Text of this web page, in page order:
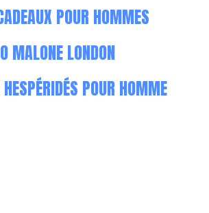
POUR HOMMES
MALONE LONDON
POUR HOMME